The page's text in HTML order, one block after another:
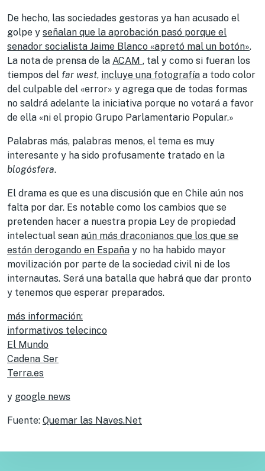
De hecho, las sociedades gestoras ya han acusado el
golpe y señalan que la aprobación pasó porque el
senador socialista Jaime Blanco «apretó mal un botón».
La nota de prensa de la ACAM , tal y como si fueran los
tiempos del far west, incluye una fotografía a todo color
del culpable del «error» y agrega que de todas formas
no saldrá adelante la iniciativa porque no votará a favor
de ella «ni el propio Grupo Parlamentario Popular.»
Palabras más, palabras menos, el tema es muy
interesante y ha sido profusamente tratado en la
blogósfera.
El drama es que es una discusión que en Chile aún nos
falta por dar. Es notable como los cambios que se
pretenden hacer a nuestra propia Ley de propiedad
intelectual sean aún más draconianos que los que se
están derogando en España y no ha habido mayor
movilización por parte de la sociedad civil ni de los
internautas. Será una batalla que habrá que dar pronto
y tenemos que esperar preparados.
más información:
informativos telecinco
El Mundo
Cadena Ser
Terra.es
y google news
Fuente: Quemar las Naves.Net